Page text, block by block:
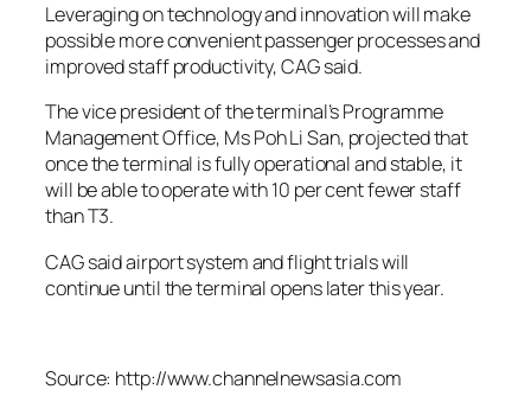
Leveraging on technology and innovation will make
possible more convenient passenger processes and
improved staff productivity, CAG said.
The vice president of the terminal’s Programme
Management Office, Ms Poh Li San, projected that
once the terminal is fully operational and stable, it
will be able to operate with 10 per cent fewer staff
than T3.
CAG said airport system and flight trials will
continue until the terminal opens later this year.
Source: http://www.channelnewsasia.com